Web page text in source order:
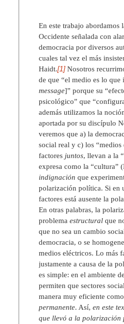
En este trabajo
Occidente señalada con
democracia por diversos
cuales tal vez el más
Haidt.[1]Nosotros
de que “el medio es lo que
message]” porque su
psicológico” que
además utilizamos la
aportada por su discípulo
veremos que a) la
social real y c) los
factores juntos, llevan a la
expresa como la “cultura”
indignación que
polarización política. Si en
factores está ausente la
En otras palabras, la
problema estructural que
que no sea un cambio
democracia, o se
medios eléctricos. Lo más
justamente a causa de la
es simple: en el ambiente
permiten que sectores
manera muy eficiente
permanente. Así, en este
que llevó a la polarización